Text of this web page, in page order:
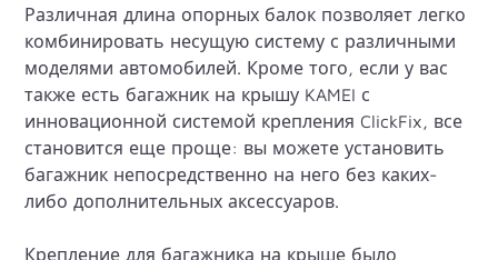
Различная длина опорных балок позволяет легко
комбинировать несущую систему с различными
моделями автомобилей. Кроме того, если у вас
также есть багажник на крышу KAMEI с
инновационной системой крепления ClickFix, все
становится еще проще: вы можете установить
багажник непосредственно на него без каких-
либо дополнительных аксессуаров.
Крепление для багажника на крыше было